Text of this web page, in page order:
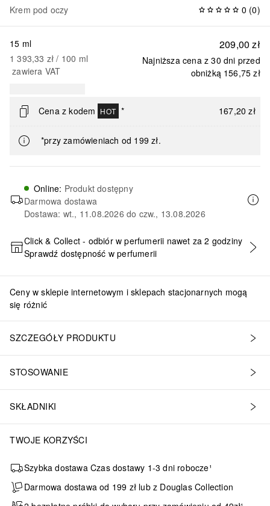
Krem pod oczy 0 (0)
209,00 zł
Najniższa cena z 30 dni przed
obniżką 156,75 zł
15 ml
1 393,33 zł / 100 ml
zawiera VAT
Cena z kodem HOT * 167,20 zł
*przy zamówieniach od 199 zł.
Online: Produkt dostępny
Darmowa dostawa
Dostawa: wt., 11.08.2026 do czw., 13.08.2026
DODAJ DO KOSZYKA
Click & Collect - odbiór w perfumerii nawet za 2 godziny
Sprawdź dostępność w perfumerii
Ceny w sklepie internetowym i sklepach stacjonarnych mogą
się różnić
SZCZEGÓŁY PRODUKTU
STOSOWANIE
SKŁADNIKI
TWOJE KORZYŚCI
Szybka dostawa Czas dostawy 1-3 dni robocze¹
Darmowa dostawa od 199 zł lub z Douglas Collection